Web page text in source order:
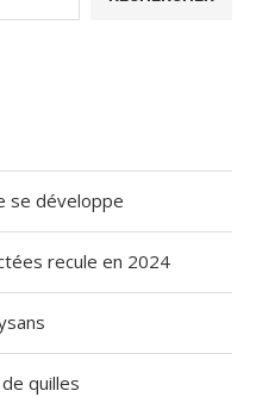
se développe
recule en 2024
quilles